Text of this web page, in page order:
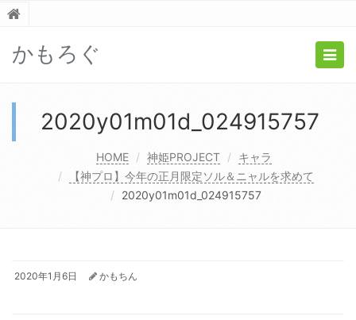
かもろぐ
2020y01m01d_024915757
HOME 神姫PROJECT
キャラ
【神プロ】今年の正月限定ソル＆ニャルを求めて
2020y01m01d_024915757
2020年1月6日 かもちん